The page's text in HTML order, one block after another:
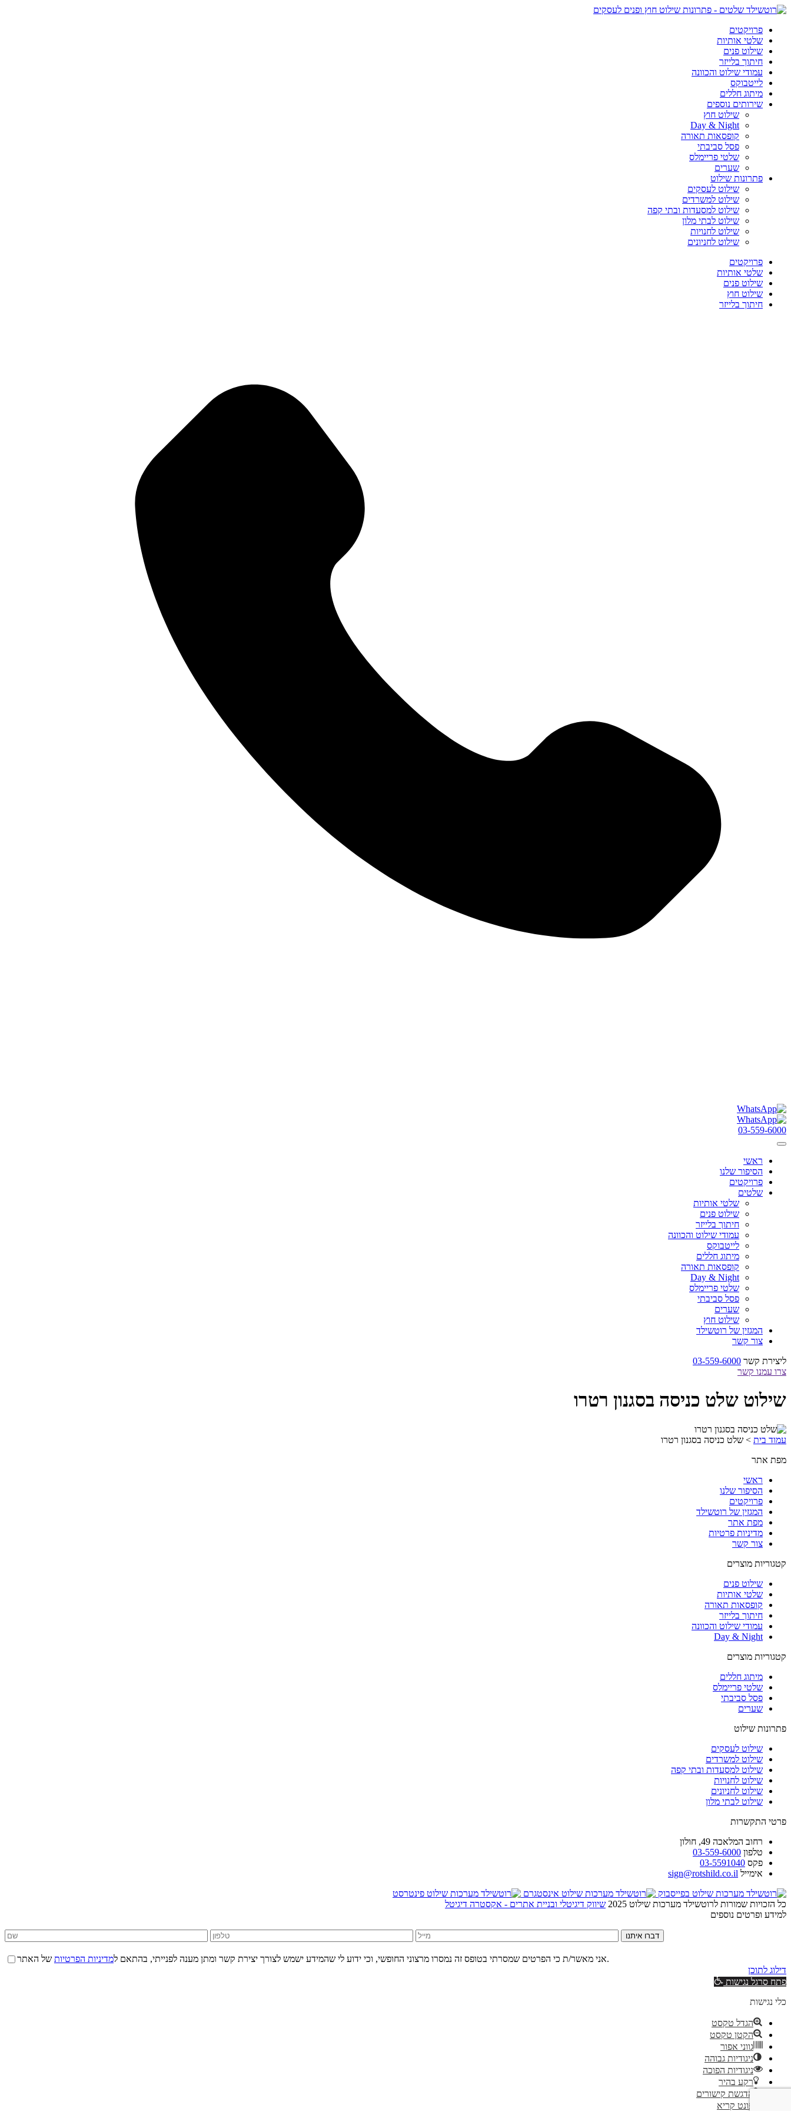
פרויקטים
שלטי אותיות
שילוט פנים
חיתוך בלייזר
עמודי שילוט והכוונה
לייטבוקס
מיתוג חללים
שירותים נוספים
שילוט חוץ
Day & Night
קופסאות תאורה
פסל סביבתי
שלטי פריימלס
שערים
פתרונות שילוט
שילוט לעסקים
שילוט למשרדים
שילוט למסעדות ובתי קפה
שילוט לבתי מלון
שילוט לחנויות
שילוט לחניונים
פרויקטים
שלטי אותיות
שילוט פנים
שילוט חוץ
חיתוך בלייזר
03-559-6000
ראשי
הסיפור שלנו
פרויקטים
שלטים
שלטי אותיות
שילוט פנים
חיתוך בלייזר
עמודי שילוט והכוונה
לייטבוקס
מיתוג חללים
קופסאות תאורה
Day & Night
שלטי פריימלס
פסל סביבתי
שערים
שילוט חוץ
המגזין של רוטשילד
צור קשר
ליצירת קשר 03-559-6000
צרו עמנו קשר
שילוט שלט כניסה בסגנון רטרו
עמוד בית > שלט כניסה בסגנון רטרו
מפת אתר
ראשי
הסיפור שלנו
פרויקטים
המגזין של רוטשילד
מפת אתר
מדיניות פרטיות
צור קשר
קטגוריות מוצרים
שילוט פנים
שלטי אותיות
קופסאות תאורה
חיתוך בלייזר
עמודי שילוט והכוונה
Day & Night
קטגוריות מוצרים
מיתוג חללים
שלטי פריימלס
פסל סביבתי
שערים
פתרונות שילוט
שילוט לעסקים
שילוט למשרדים
שילוט למסעדות ובתי קפה
שילוט לחנויות
שילוט לחניונים
שילוט לבתי מלון
פרטי התקשרות
רחוב המלאכה 49, חולון
טלפון 03-559-6000
פקס 03-5591040
אימייל sign@rotshild.co.il
כל הזכויות שמורות לרוטשילד מערכות שילוט 2025
שיווק דיגיטלי ובניית אתרים - אקסטרה דיגיטל
למידע ופרטים נוספים
דברו איתנו
אני מאשר/ת כי הפרטים שמסרתי בטופס זה נמסרו מרצוני החופשי, וכי ידוע לי שהמידע ישמש לצורך יצירת קשר ומתן מענה לפנייתי, בהתאם למדיניות הפרטיות
של האתר.
דילוג לתוכן
פתח סרגל נגישות
כלי נגישות
הגדל טקסט
הקטן טקסט
גווני אפור
ניגודיות גבוהה
ניגודיות הפוכה
רקע בהיר
הדגשת קישורים
פונט קריא